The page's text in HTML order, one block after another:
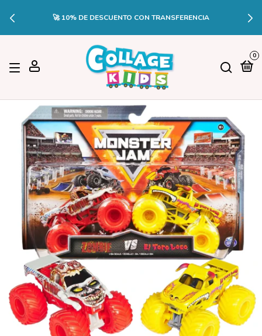
🔥3 CUOTAS SIN INTERÉS EN
DE
0